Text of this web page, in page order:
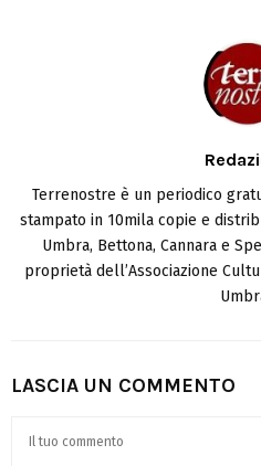
Terrenostre è un periodico
stampato in 10mila copie e
Umbra, Bettona, Cannara e
proprietà dell’Associazione
LASCIA UN COMMENTO